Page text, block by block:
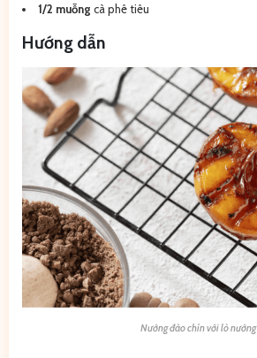
1/2 muỗng cà phê tiêu
Hướng dẫn
Nướng đào chín với lò nướng